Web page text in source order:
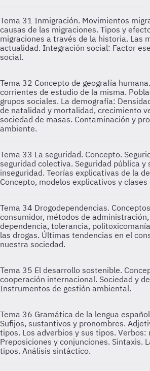
Tema 31 Inmigración. Movimientos
causas de las migraciones. Tipos y
migraciones a través de la historia. Las
actualidad. Integración social: Factor
social.
Tema 32 Concepto de geografía
corrientes de estudio de la misma.
grupos sociales. La demografía:
de natalidad y mortalidad, crecimiento
sociedad de masas. Contaminación y
ambiente.
Tema 33 La seguridad. Concepto.
seguridad colectiva. Seguridad pública y
inseguridad. Teorías explicativas de la
Concepto, modelos explicativos y
Tema 34 Drogodependencias.
consumidor, métodos de
dependencia, tolerancia,
las drogas. Últimas tendencias en el
nuestra sociedad.
Tema 35 El desarrollo sostenible.
cooperación internacional. Sociedad y
Instrumentos de gestión ambiental.
Tema 36 Gramática de la lengua
Sufijos, sustantivos y pronombres.
tipos. Los adverbios y sus tipos. Verbos:
Preposiciones y conjunciones. Sintaxis.
tipos. Análisis sintáctico.